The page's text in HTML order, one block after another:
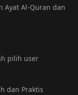
Ayat Al-Quran dan
pilih user
dan Praktis